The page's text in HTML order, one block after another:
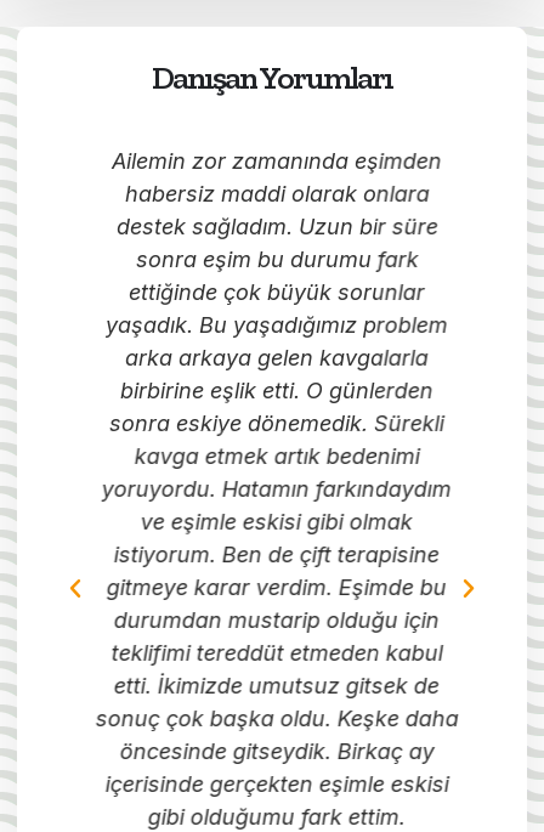
Danışan Yorumları
Ailemin zor zamanında eşimden
habersiz maddi olarak onlara
destek sağladım. Uzun bir süre
sonra eşim bu durumu fark
ettiğinde çok büyük sorunlar
yaşadık. Bu yaşadığımız problem
arka arkaya gelen kavgalarla
birbirine eşlik etti. O günlerden
sonra eskiye dönemedik. Sürekli
kavga etmek artık bedenimi
yoruyordu. Hatamın farkındaydım
ve eşimle eskisi gibi olmak
istiyorum. Ben de çift terapisine
gitmeye karar verdim. Eşimde bu
durumdan mustarip olduğu için
teklifimi tereddüt etmeden kabul
etti. İkimizde umutsuz gitsek de
sonuç çok başka oldu. Keşke daha
öncesinde gitseydik. Birkaç ay
içerisinde gerçekten eşimle eskisi
gibi olduğumu fark ettim.